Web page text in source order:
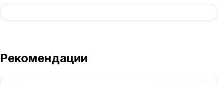
Рекомендации